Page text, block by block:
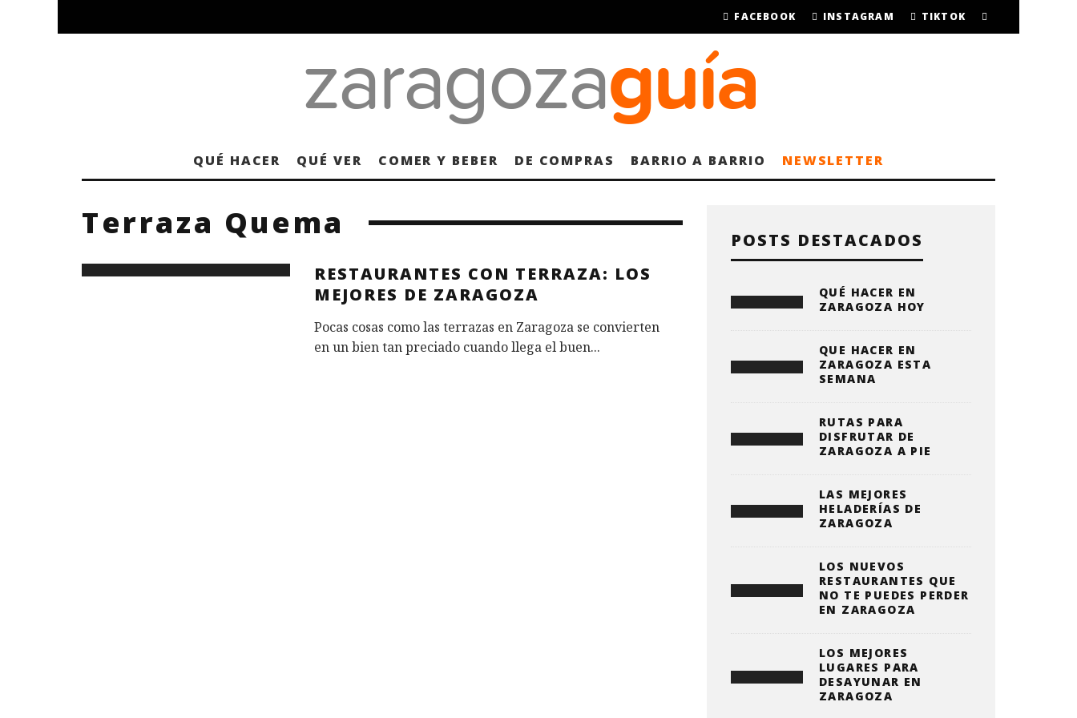
FACEBOOK INSTAGRAM TIKTOK
QUÉ HACER QUÉ VER COMER Y BEBER DE COMPRAS BARRIO A BARRIO NEWSLETTER
Terraza Quema
RESTAURANTES CON TERRAZA: LOS
MEJORES DE ZARAGOZA
Pocas cosas como las terrazas en Zaragoza se convierten
en un bien tan preciado cuando llega el buen...
POSTS DESTACADOS
QUÉ HACER EN
ZARAGOZA HOY
QUE HACER EN
ZARAGOZA ESTA
SEMANA
RUTAS PARA
DISFRUTAR DE
ZARAGOZA A PIE
LAS MEJORES
HELADERÍAS DE
ZARAGOZA
LOS NUEVOS
RESTAURANTES QUE
NO TE PUEDES PERDER
EN ZARAGOZA
LOS MEJORES
LUGARES PARA
DESAYUNAR EN
ZARAGOZA